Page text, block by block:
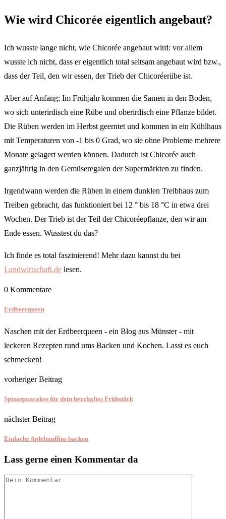
Wie wird Chicorée eigentlich angebaut?
Ich wusste lange nicht, wie Chicorée angebaut wird: vor allem
wusste ich nicht, dass er eigentlich total seltsam angebaut wird bzw.,
dass der Teil, den wir essen, der Trieb der Chicoréerübe ist.
Aber auf Anfang: Im Frühjahr kommen die Samen in den Boden,
wo sich unterirdisch eine Rübe und oberirdisch eine Pflanze bildet.
Die Rüben werden im Herbst geerntet und kommen in ein Kühlhaus
mit Temperaturen von -1 bis 0 Grad, wo sie ohne Probleme mehrere
Monate gelagert werden können. Dadurch ist Chicorée auch
ganzjährig in den Gemüseregalen der Supermärkten zu finden.
Irgendwann werden die Rüben in einem dunklen Treibhaus zum
Treiben gebracht, das funktioniert bei 12 ° bis 18 °C in etwa drei
Wochen. Der Trieb ist der Teil der Chicoréepflanze, den wir am
Ende essen. Wusstest du das?
Ich finde es total faszinierend! Mehr dazu kannst du bei
Landwirtschaft.de lesen.
0 Kommentare
Erdbeerqueen
Naschen mit der Erdbeerqueen - ein Blog aus Münster - mit
leckeren Rezepten rund ums Backen und Kochen. Lasst es euch
schmecken!
vorheriger Beitrag
Spinatpancakes für dein herzhaftes Frühstück
nächster Beitrag
Einfache Apfelmuffins backen
Lass gerne einen Kommentar da